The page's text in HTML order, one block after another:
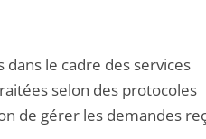
le cadre des services
selon des protocoles
de gérer les demandes